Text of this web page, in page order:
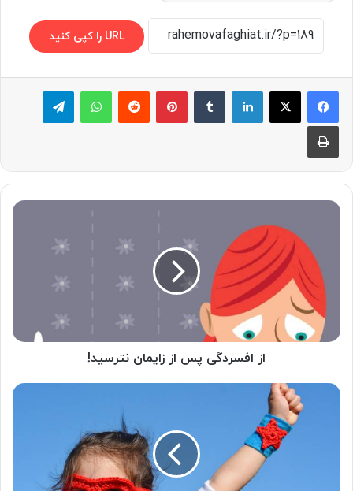
URL را کپی کنید
لینکدین ‫تامبلر پینترست‫رددیت واتس آپ تلگرام
چاپ
از
زایمان
نترسید!
از افسردگی پس از زایمان نترسید!
راهکارهایی